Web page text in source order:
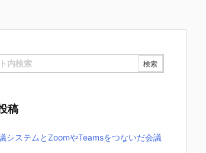
稿
システムとZoomやTeamsをつないだ会議